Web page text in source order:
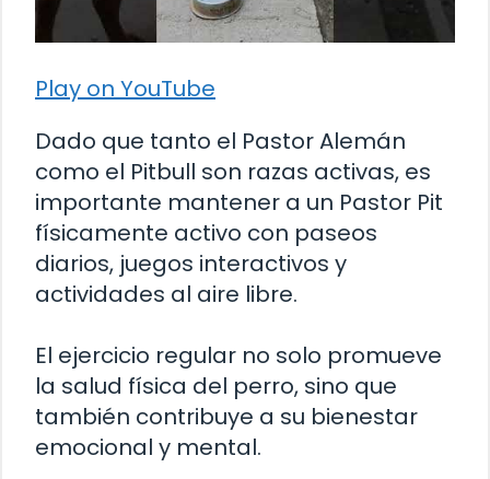
Play on YouTube
Dado que tanto el Pastor Alemán
como el Pitbull son razas activas, es
importante mantener a un Pastor Pit
físicamente activo con paseos
diarios, juegos interactivos y
actividades al aire libre.
El ejercicio regular no solo promueve
la salud física del perro, sino que
también contribuye a su bienestar
emocional y mental.